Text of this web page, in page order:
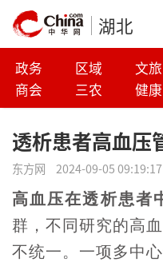
湖北
政务 区域 文旅
商会
三农 健康
透析患者高血压
东方网 2024-09-05 09:19:17
高血压在透析患者
群，不同研究的高
不统一。一项多中